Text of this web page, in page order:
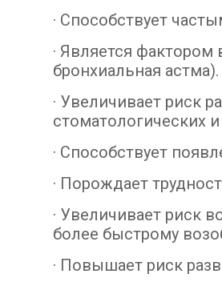
· Способствует
· Является фактором
бронхиальная астма).
· Увеличивает риск
стоматологических
· Способствует
· Порождает
· Увеличивает риск
более быстрому
· Повышает риск